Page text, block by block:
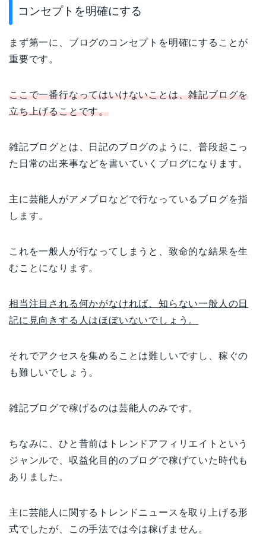
コンセプトを明確にする
まず第一に、ブログのコンセプトを明確にすることが
重要です。
ここで一番行なってはいけないことは、雑記ブログを
立ち上げることです。
雑記ブログとは、日記のブログのように、普段起こっ
た日常の出来事などを書いていくブログになります。
主に芸能人がアメブロなどで行なっているブログを指
します。
これを一般人が行なってしまうと、致命的な結果を生
むことになります。
相当注目される何かがなければ、知らない一般人の日
記に見向きする人はほぼいないでしょう。
それでアクセスを集めることは難しいですし、稼ぐの
も難しいでしょう。
雑記ブログで稼げるのは芸能人のみです。
ちなみに、ひと昔前はトレンドアフィリエイトという
ジャンルで、収益化目的のブログで稼げていた時代も
ありました。
主に芸能人に関するトレンドニュースを取り上げる形
式でしたが、この手法では今は稼げません。